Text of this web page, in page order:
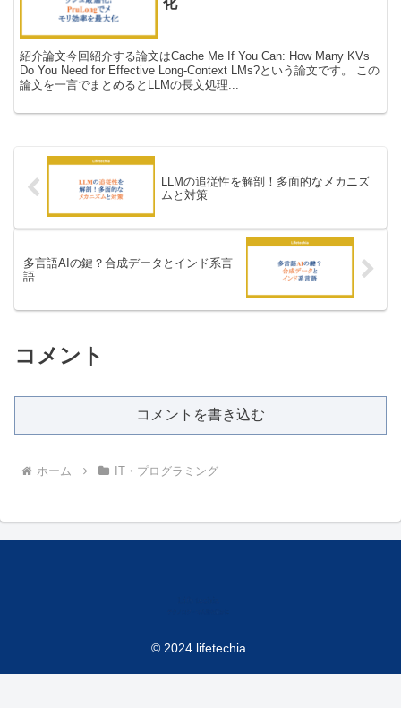
化
紹介論文今回紹介する論文はCache Me If You Can: How Many KVs
Do You Need for Effective Long-Context LMs?という論文です。 この
論文を一言でまとめるとLLMの長文処理...
LLMの追従性を解剖！多面的なメカニズ
ムと対策
多言語AIの鍵？合成データとインド系言
語
コメント
コメントを書き込む
ホーム IT・プログラミング
© 2024 lifetechia.